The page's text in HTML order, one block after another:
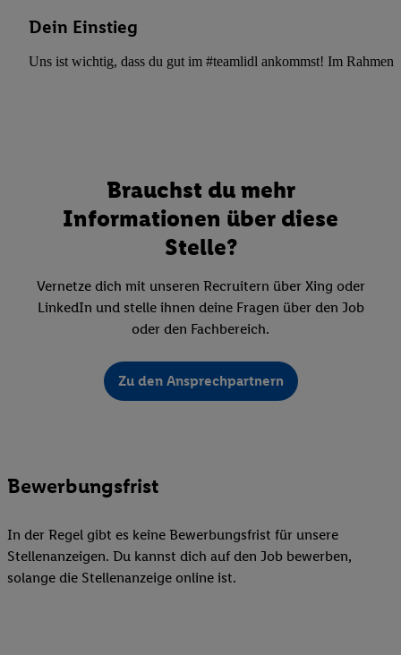
Dein Einstieg
Uns ist wichtig, dass du gut im #teamlidl ankommst! Im Rahmen
Brauchst du mehr
Informationen über diese
Stelle?
Vernetze dich mit unseren Recruitern über Xing oder
LinkedIn und stelle ihnen deine Fragen über den Job
oder den Fachbereich.
Zu den Ansprechpartnern
Bewerbungsfrist
In der Regel gibt es keine Bewerbungsfrist für unsere
Stellenanzeigen. Du kannst dich auf den Job bewerben,
solange die Stellenanzeige online ist.